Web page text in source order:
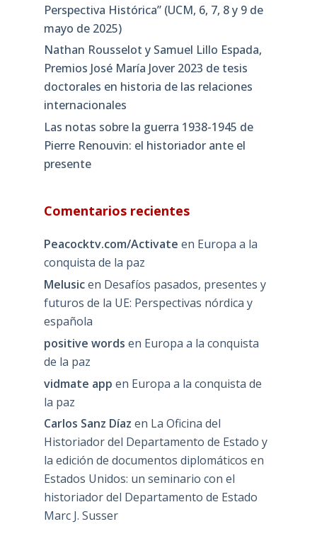
Perspectiva Histórica” (UCM, 6, 7, 8 y 9 de
mayo de 2025)
Nathan Rousselot y Samuel Lillo Espada,
Premios José María Jover 2023 de tesis
doctorales en historia de las relaciones
internacionales
Las notas sobre la guerra 1938-1945 de
Pierre Renouvin: el historiador ante el
presente
Comentarios recientes
Peacocktv.com/Activate en Europa a la
conquista de la paz
Melusicen Desafíos pasados, presentes y
futuros de la UE: Perspectivas nórdica y
española
positive words en Europa a la conquista
de la paz
vidmate app en Europa a la conquista de
la paz
Carlos Sanz Díaz en La Oficina del
Historiador del Departamento de Estado y
la edición de documentos diplomáticos en
Estados Unidos: un seminario con el
historiador del Departamento de Estado
Marc J. Susser